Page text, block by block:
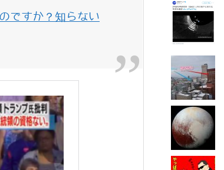
ですか？知らない